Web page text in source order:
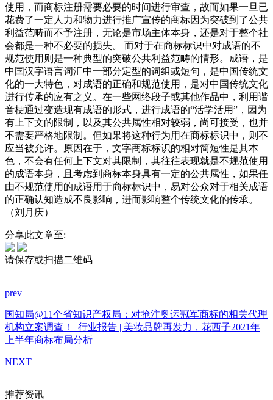
使用，而商标注册需要必要的时间进行审查，故而如果一旦已
花费了一定人力和物力进行推广宣传的商标因为突破到了公共
利益范畴而不予注册，无论是市场主体本身，还是对于整个社
会都是一种不必要的损失。
而对于在商标标识中对成语的不
规范使用则是一种典型的突破公共利益范畴的情形。成语，是
中国汉字语言词汇中一部分定型的词组或短句，是中国传统文
化的一大特色，对成语的正确和规范使用，是对中国传统文化
进行传承的应有之义。在一些网络段子或其他作品中，利用谐
音梗通过变造现有成语的形式，进行成语的“活学活用”，因为
有上下文的限制，以及其公共属性相对较弱，尚可接受，也并
不需要严格地限制。但如果将这种行为用在商标标识中，则不
应当被允许。原因在于，文字商标标识的相对简短性是其本
色，不会有任何上下文对其限制，其往往表现就是不规范使用
的成语本身，且考虑到商标本身具有一定的公共属性，如果任
由不规范使用的成语用于商标标识中，易对公众对于相关成语
的正确认知造成不良影响，进而影响整个传统文化的传承。
（刘月庆）
分享此文章至:
请保存或扫描二维码
prev
国知局@11个省知识产权局：对抢注奥运冠军商标的相关代理
机构立案调查！
行业报告 | 美妆品牌再发力，花西子2021年
上半年商标布局分析
NEXT
推荐资讯